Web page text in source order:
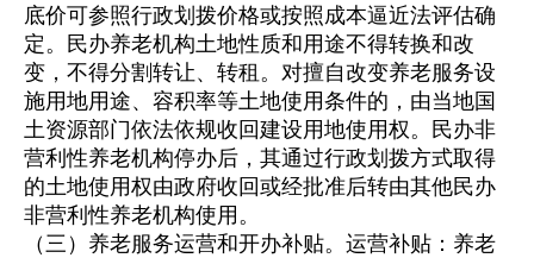
底价可参照行政划拨价格或按照成本逼近法评估确
定。民办养老机构土地性质和用途不得转换和改
变，不得分割转让、转租。对擅自改变养老服务设
施用地用途、容积率等土地使用条件的，由当地国
土资源部门依法依规收回建设用地使用权。民办非
营利性养老机构停办后，其通过行政划拨方式取得
的土地使用权由政府收回或经批准后转由其他民办
非营利性养老机构使用。
（三）养老服务运营和开办补贴。运营补贴：养老